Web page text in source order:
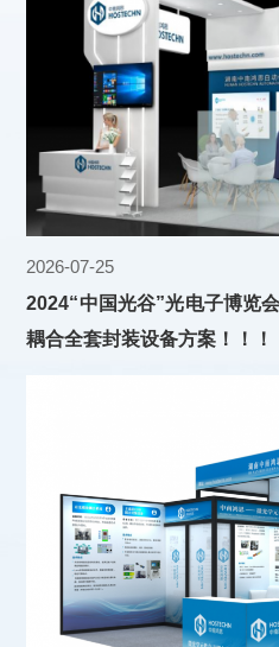
2026-07-25
2024“中国光谷”光电子博览
耦合全套封装设备方案！！！